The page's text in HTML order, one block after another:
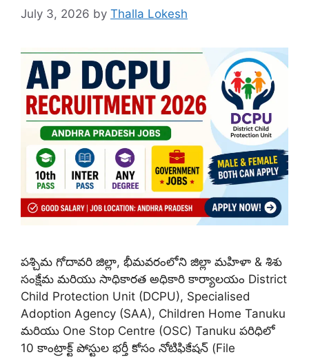
July 3, 2026 by Thalla Lokesh
పశ్చిమ గోదావరి జిల్లా, భీమవరంలోని జిల్లా మహిళా & శిశు
సంక్షేమ మరియు సాధికారత అధికారి కార్యాలయం District
Child Protection Unit (DCPU), Specialised
Adoption Agency (SAA), Children Home Tanuku
మరియు One Stop Centre (OSC) Tanuku పరిధిలో
10 కాంట్రాక్ట్ పోస్టుల భర్తీ కోసం నోటిఫికేషన్ (File